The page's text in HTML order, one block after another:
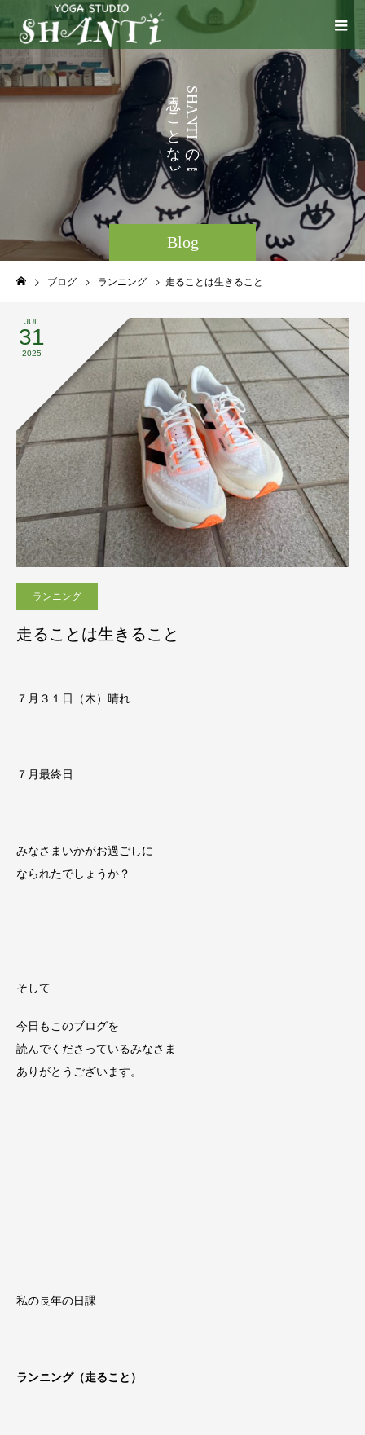
Blog
S
H
A
N
T
I
の
。
う
こ
と
な
ど
い
ろ
い
ろ
ブログ ランニング 走ることは生きること
JUL
31
2025
ランニング
走ることは生きること
７月３１日（木）晴れ
７月最終日
みなさまいかがお過ごしに
なられたでしょうか？
そして
今日もこのブログを
読んでくださっているみなさま
ありがとうございます。
私の長年の日課
ランニング（走ること）